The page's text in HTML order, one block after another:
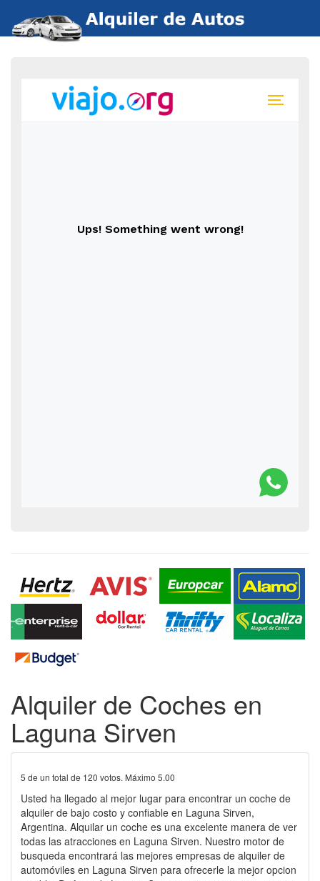
Alquiler de Coches en
Laguna Sirven
5 de un total de 120 votos. Máximo 5.00
Usted ha llegado al mejor lugar para encontrar un coche de
alquiler de bajo costo y confiable en Laguna Sirven,
Argentina. Alquilar un coche es una excelente manera de ver
todas las atracciones en Laguna Sirven. Nuestro motor de
busqueda encontrará las mejores empresas de alquiler de
automóviles en Laguna Sirven para ofrecerle la mejor opcion